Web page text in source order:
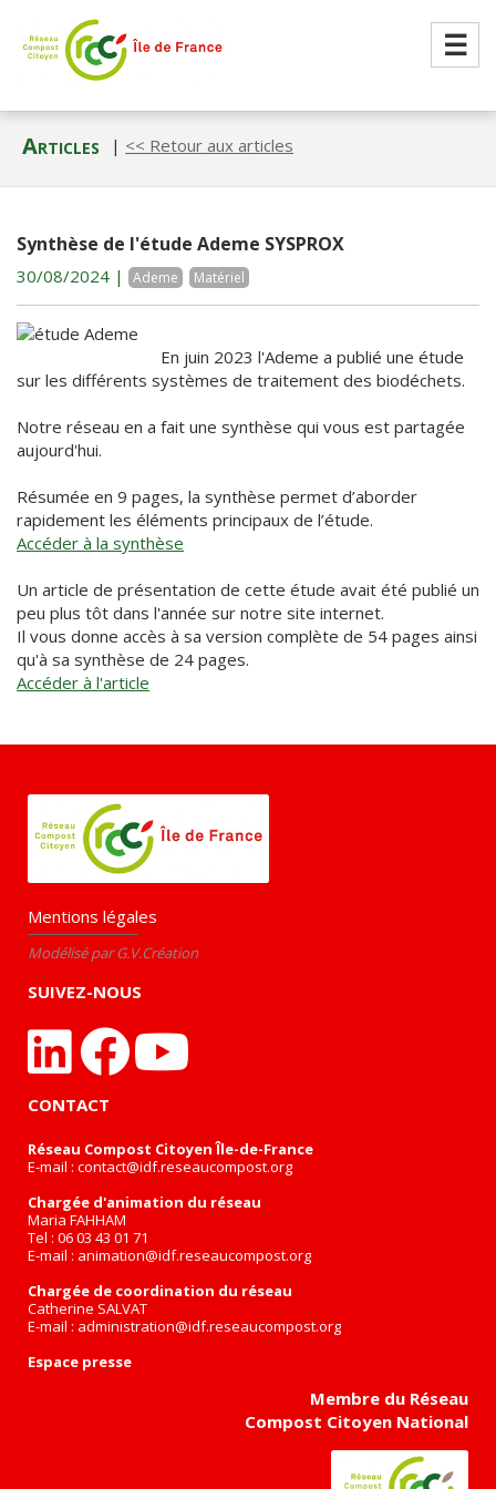
☰
Articles | << Retour aux articles
Synthèse de l'étude Ademe SYSPROX
30/08/2024 | Ademe Matériel
En juin 2023 l'Ademe a publié une étude
sur les différents systèmes de traitement des biodéchets.
Notre réseau en a fait une synthèse qui vous est partagée
aujourd'hui.
Résumée en 9 pages, la synthèse permet d’aborder
rapidement les éléments principaux de l’étude.
Accéder à la synthèse
Un article de présentation de cette étude avait été publié un
peu plus tôt dans l'année sur notre site internet.
Il vous donne accès à sa version complète de 54 pages ainsi
qu'à sa synthèse de 24 pages.
Accéder à l'article
Mentions légales
Modélisé par G.V.Création
SUIVEZ-NOUS
CONTACT
Réseau Compost Citoyen Île-de-France
E-mail : contact@idf.reseaucompost.org
Chargée d'animation du réseau
Maria FAHHAM
Tel : 06 03 43 01 71
E-mail : animation@idf.reseaucompost.org
Chargée de coordination du réseau
Catherine SALVAT
E-mail : administration@idf.reseaucompost.org
Espace presse
Membre du Réseau
Compost Citoyen National